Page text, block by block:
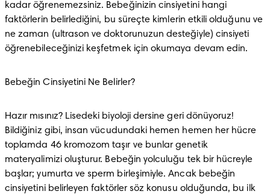
kadar öğrenemezsiniz. Bebeğinizin cinsiyetini hangi
faktörlerin belirlediğini, bu süreçte kimlerin etkili olduğunu ve
ne zaman (ultrason ve doktorunuzun desteğiyle) cinsiyeti
öğrenebileceğinizi keşfetmek için okumaya devam edin.
Bebeğin Cinsiyetini Ne Belirler?
Hazır mısınız? Lisedeki biyoloji dersine geri dönüyoruz!
Bildiğiniz gibi, insan vücudundaki hemen hemen her hücre
toplamda 46 kromozom taşır ve bunlar genetik
materyalimizi oluşturur. Bebeğin yolculuğu tek bir hücreyle
başlar; yumurta ve sperm birleşimiyle. Ancak bebeğin
cinsiyetini belirleyen faktörler söz konusu olduğunda, bu ilk